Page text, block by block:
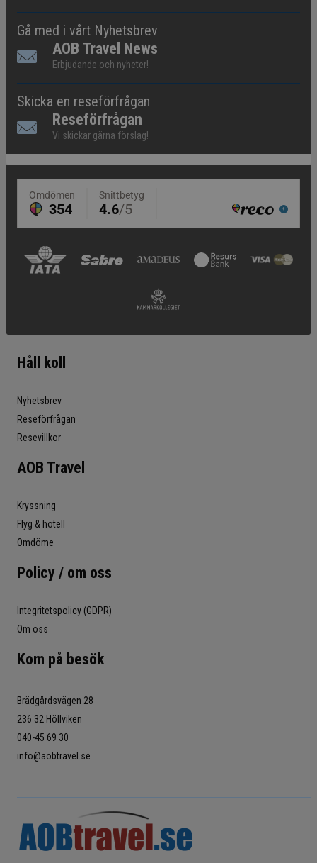
Gå med i vårt Nyhetsbrev
AOB Travel News
Erbjudande och nyheter!
Skicka en reseförfrågan
Reseförfrågan
Vi skickar gärna förslag!
Håll koll
Nyhetsbrev
Reseförfrågan
Resevillkor
AOB Travel
Kryssning
Flyg & hotell
Omdöme
Policy / om oss
Integritetspolicy (GDPR)
Om oss
Kom på besök
Brädgårdsvägen 28
236 32 Höllviken
040-45 69 30
info@aobtravel.se